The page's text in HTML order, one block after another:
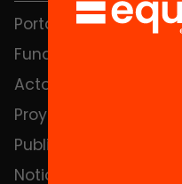
Portada
Fundación
Actos
Proyectos
Publicaciones y vídeos
Noticias